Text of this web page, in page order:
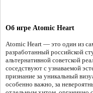
Об игре Atomic Heart
Atomic Heart — это один из
разработанный российской
альтернативной советской
соседствуют с узнаваемой
признание за уникальный
особенно важно, за